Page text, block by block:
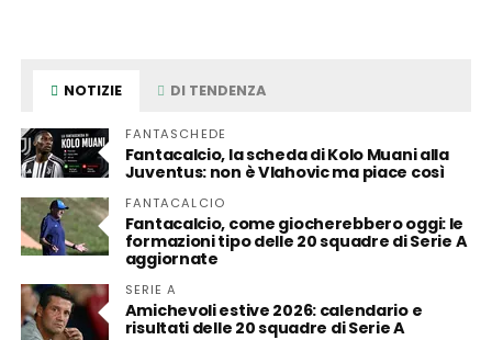
NOTIZIE DI TENDENZA
FANTASCHEDE
Fantacalcio, la scheda di Kolo Muani alla
Juventus: non è Vlahovic ma piace così
FANTACALCIO
Fantacalcio, come giocherebbero oggi: le
formazioni tipo delle 20 squadre di Serie A
aggiornate
SERIE A
Amichevoli estive 2026: calendario e
risultati delle 20 squadre di Serie A